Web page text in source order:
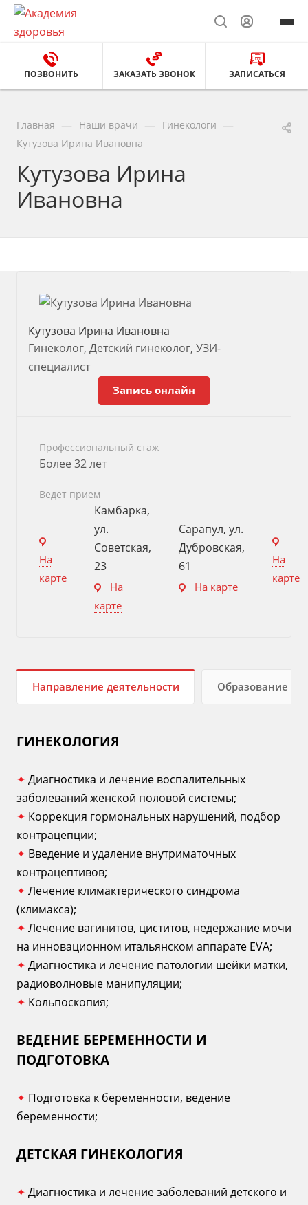
ПОЗВОНИТЬ ЗАКАЗАТЬ ЗВОНОК ЗАПИСАТЬСЯ
Главная Наши врачи Гинекологи
Кутузова Ирина Ивановна
Кутузова Ирина
Ивановна
Кутузова Ирина Ивановна
Гинеколог, Детский гинеколог, УЗИ-
специалист
Запись онлайн
Профессиональный стаж
Более 32 лет
Ведет прием
На
карте
Камбарка,
ул.
Советская,
23
На
карте
Сарапул, ул.
Дубровская,
61
На карте
На
карте
Направление деятельности Образование
ГИНЕКОЛОГИЯ
✦ Диагностика и лечение воспалительных
заболеваний женской половой системы;
✦ Коррекция гормональных нарушений, подбор
контрацепции;
✦ Введение и удаление внутриматочных
контрацептивов;
✦ Лечение климактерического синдрома
(климакса);
✦ Лечение вагинитов, циститов, недержание мочи
на инновационном итальянском аппарате ЕVA;
✦ Диагностика и лечение патологии шейки матки,
радиоволновые манипуляции;
✦ Кольпоскопия;
ВЕДЕНИЕ БЕРЕМЕННОСТИ И
ПОДГОТОВКА
✦ Подготовка к беременности, ведение
беременности;
ДЕТСКАЯ ГИНЕКОЛОГИЯ
✦ Диагностика и лечение заболеваний детского и